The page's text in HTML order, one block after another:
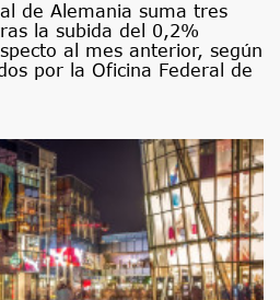
de Alemania suma tres
la subida del 0,2%
al mes anterior, según
por la Oficina Federal de